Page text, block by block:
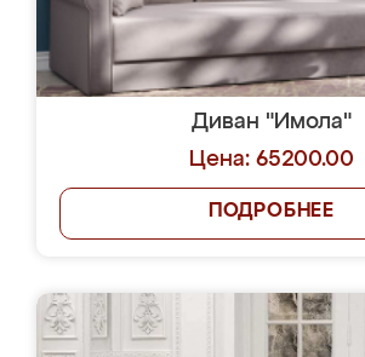
Диван "Имола"
Цена: 65200.00
ПОДРОБНЕЕ